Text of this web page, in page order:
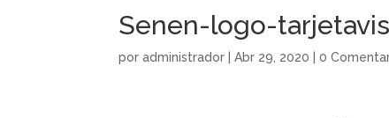
Senen-logo-
poradministrador |Abr 29, 2020 |0